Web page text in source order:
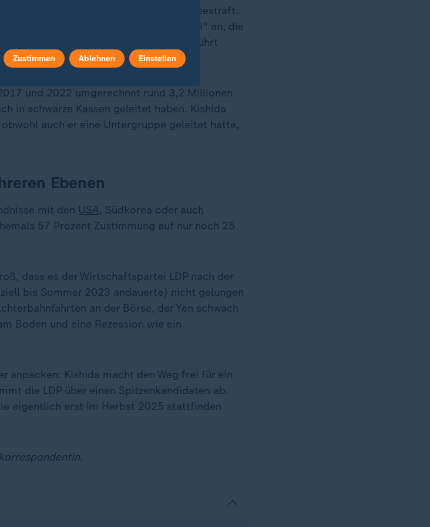
die LDP. 39 Parteimitglieder wurden bestraft.
aufgelösten Untergruppe der "Seiwakai" an, die
ermordeten Ex-Premier Abe angeführt
und 2022 umgerechnet rund 3,2 Millionen
in schwarze Kassen geleitet haben. Kishida
auch er eine Untergruppe geleitet hatte,
Ebenen
mit den USA, Südkorea oder auch
57 Prozent Zustimmung auf nur noch 25
dass es der Wirtschaftspartei LDP nach der
bis Sommer 2023 andauerte) nicht gelungen
an der Börse, der Yen schwach
Boden und eine Rezession wie ein
anpacken: Kishida macht den Weg frei für ein
die LDP über einen Spitzenkandidaten ab.
eigentlich erst im Herbst 2025 stattfinden
Zustimmen Ablehnen Einstellen